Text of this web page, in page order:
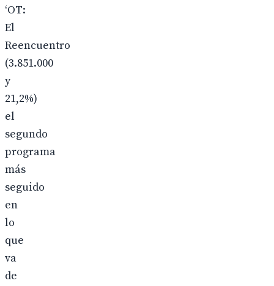
‘OT:
El
Reencuentro
(3.851.000
y
21,2%)
el
segundo
programa
más
seguido
en
lo
que
va
de